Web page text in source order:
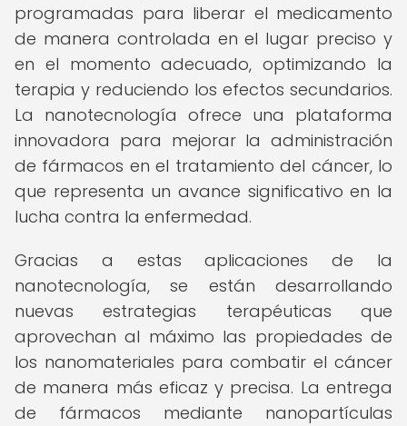
programadas para liberar el medicamento
de manera controlada en el lugar preciso y
en el momento adecuado, optimizando la
terapia y reduciendo los efectos secundarios.
La nanotecnología ofrece una plataforma
innovadora para mejorar la administración
de fármacos en el tratamiento del cáncer, lo
que representa un avance significativo en la
lucha contra la enfermedad.
Gracias a estas aplicaciones de la
nanotecnología, se están desarrollando
nuevas estrategias terapéuticas que
aprovechan al máximo las propiedades de
los nanomateriales para combatir el cáncer
de manera más eficaz y precisa. La entrega
de fármacos mediante nanopartículas